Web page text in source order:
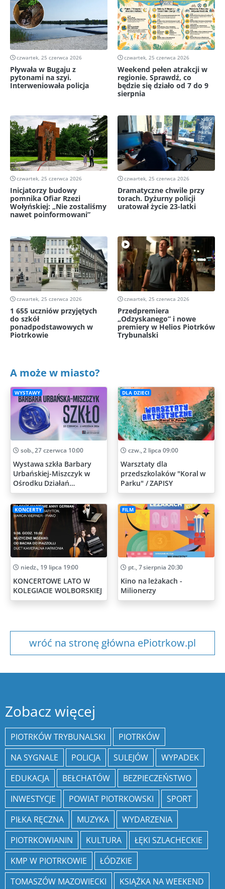
czwartek, 25 czerwca 2026
Pływała w Bugaju z
pytonami na szyi.
Interweniowała policja
czwartek, 25 czerwca 2026
Weekend pełen atrakcji w
regionie. Sprawdź, co
będzie się działo od 7 do 9
sierpnia
czwartek, 25 czerwca 2026
Inicjatorzy budowy
pomnika Ofiar Rzezi
Wołyńskiej: „Nie zostaliśmy
nawet poinformowani”
czwartek, 25 czerwca 2026
Dramatyczne chwile przy
torach. Dyżurny policji
uratował życie 23-latki
czwartek, 25 czerwca 2026
1 655 uczniów przyjętych
do szkół
ponadpodstawowych w
Piotrkowie
czwartek, 25 czerwca 2026
Przedpremiera
„Odzyskanego” i nowe
premiery w Helios Piotrków
Trybunalski
A może w miasto?
WYSTAWY
sob., 27 czerwca 10:00
Wystawa szkła Barbary
Urbańskiej-Miszczyk w
Ośrodku Działań
Artystycznych
DLA DZIECI
czw., 2 lipca 09:00
Warsztaty dla
przedszkolaków "Koral w
Parku" / ZAPISY
KONCERTY
niedz., 19 lipca 19:00
KONCERTOWE LATO W
KOLEGIACIE WOLBORSKIEJ
FILM
pt., 7 sierpnia 20:30
Kino na leżakach -
Milionerzy
wróć na stronę główna ePiotrkow.pl
Zobacz więcej
PIOTRKÓW TRYBUNALSKI
PIOTRKÓW
NA SYGNALE
POLICJA SULEJÓW
WYPADEK
EDUKACJA
BEŁCHATÓW
BEZPIECZEŃSTWO
INWESTYCJE
POWIAT PIOTRKOWSKI
SPORT
PIŁKA RĘCZNA
MUZYKA
WYDARZENIA
PIOTRKOWIANIN
KULTURA
ŁĘKI SZLACHECKIE
KMP W PIOTRKOWIE
ŁÓDZKIE
TOMASZÓW MAZOWIECKI
KSIĄŻKA NA WEEKEND